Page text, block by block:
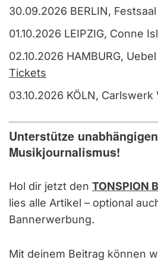
30.09.2026 BERLIN,
01.10.2026 LEIPZIG, Conne
02.10.2026 HAMBURG,
Tickets
03.10.2026 KÖLN, Carlswerk
Unterstütze unabhängigen
Musikjournalismus!
Hol dir jetzt den TONSPION
lies alle Artikel – optional
Bannerwerbung.
Mit deinem Beitrag können